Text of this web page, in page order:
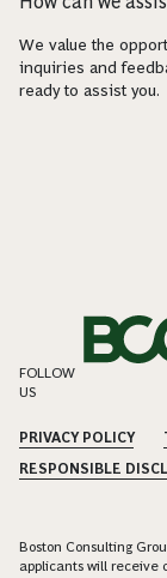
We value the
inquiries and
ready to assist you.
FOLLOW
US
PRIVACY POLICY
RESPONSIBLE
Boston Consulting
applicants will receive